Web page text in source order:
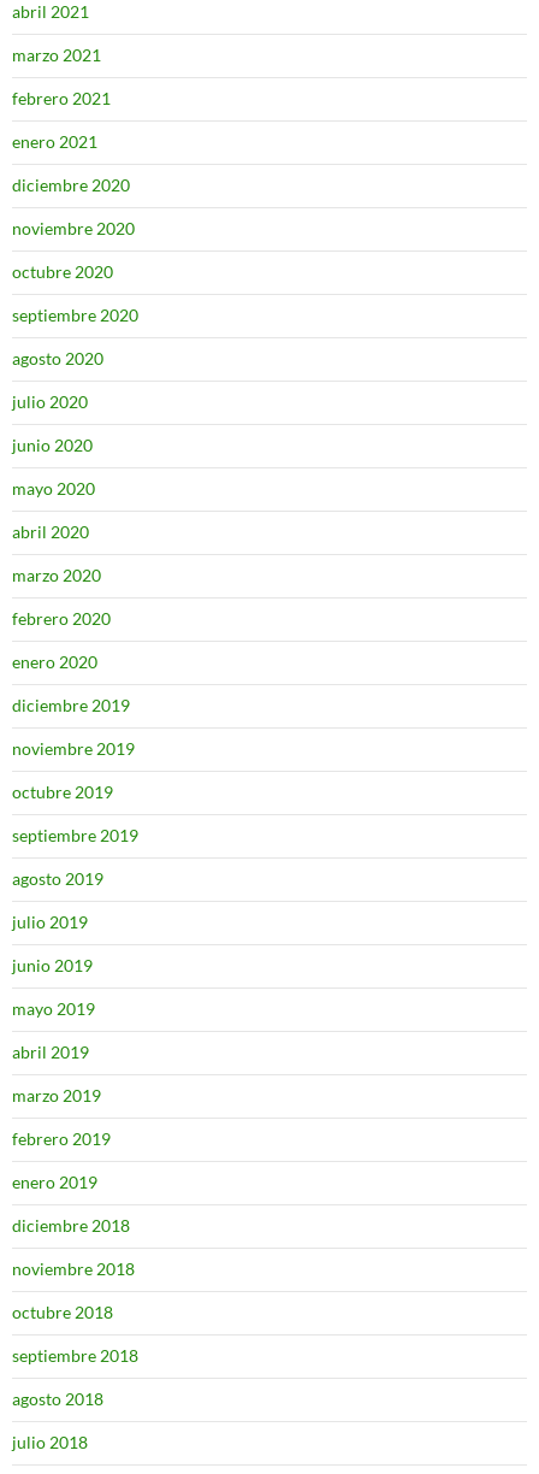
abril 2021
marzo 2021
febrero 2021
enero 2021
diciembre 2020
noviembre 2020
octubre 2020
septiembre 2020
agosto 2020
julio 2020
junio 2020
mayo 2020
abril 2020
marzo 2020
febrero 2020
enero 2020
diciembre 2019
noviembre 2019
octubre 2019
septiembre 2019
agosto 2019
julio 2019
junio 2019
mayo 2019
abril 2019
marzo 2019
febrero 2019
enero 2019
diciembre 2018
noviembre 2018
octubre 2018
septiembre 2018
agosto 2018
julio 2018